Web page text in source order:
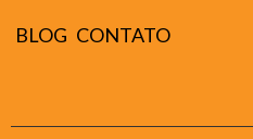
BLOG CONTATO